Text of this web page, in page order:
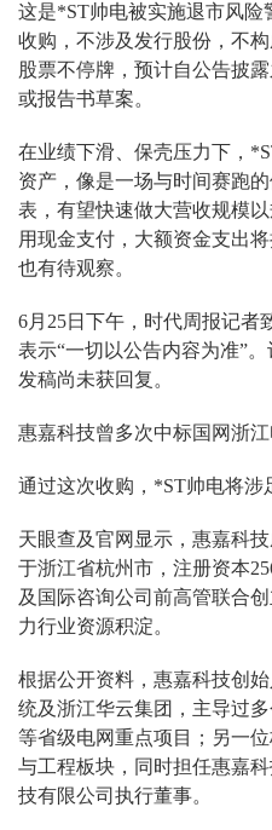
这是*ST帅电被实施退市风
收购，不涉及发行股份，不
股票不停牌，预计自公告披
或报告书草案。
在业绩下滑、保壳压力下，
资产，像是一场与时间赛跑
表，有望快速做大营收规模
用现金支付，大额资金支出
也有待观察。
6月25日下午，时代周报记者
表示“一切以公告内容为准”
发稿尚未获回复。
惠嘉科技曾多次中标国网浙江
通过这次收购，*ST帅电将涉
天眼查及官网显示，惠嘉科
于浙江省杭州市，注册资本
及国际咨询公司前高管联合
力行业资源积淀。
根据公开资料，惠嘉科技创
统及浙江华云集团，主导过
等省级电网重点项目；另一
与工程板块，同时担任惠嘉
技有限公司执行董事。